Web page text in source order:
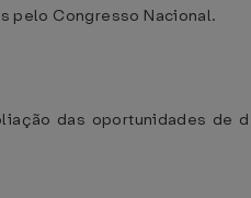
pelo Congresso Nacional.
das oportunidades de